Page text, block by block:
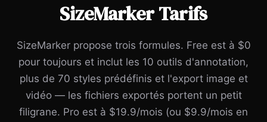
SizeMarker Tarifs
SizeMarker propose trois formules. Free est à $0
pour toujours et inclut les 10 outils d'annotation,
plus de 70 styles prédéfinis et l'export image et
vidéo — les fichiers exportés portent un petit
filigrane. Pro est à $19.9/mois (ou $9.9/mois en